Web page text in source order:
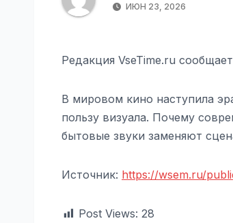
ИЮН 23, 2026
Редакция VseTime.ru
В мировом кино наступила
пользу визуала. Почему
бытовые звуки заменяют
Источник: https://wsem.ru/
Post Views: 28